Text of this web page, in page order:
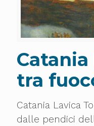
Catania
tra
Catania Lavica
dalle pendici